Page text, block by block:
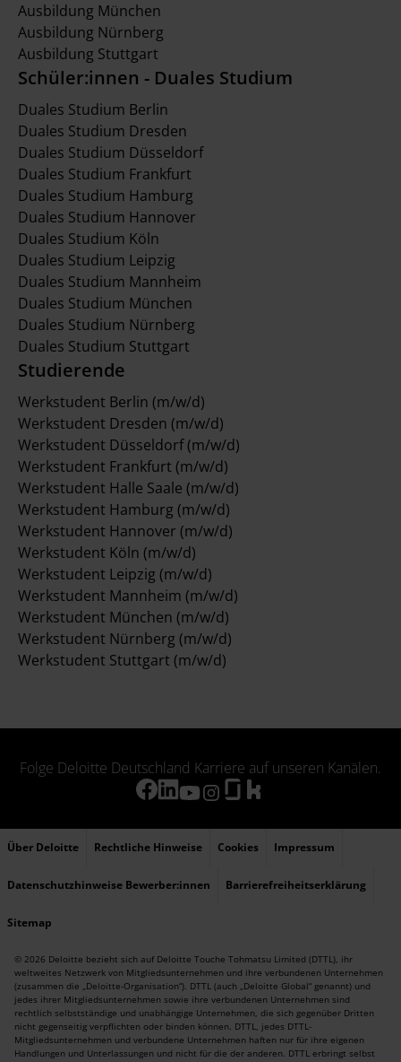
Ausbildung München
Ausbildung Nürnberg
Ausbildung Stuttgart
Schüler:innen - Duales Studium
Duales Studium Berlin
Duales Studium Dresden
Duales Studium Düsseldorf
Duales Studium Frankfurt
Duales Studium Hamburg
Duales Studium Hannover
Duales Studium Köln
Duales Studium Leipzig
Duales Studium Mannheim
Duales Studium München
Duales Studium Nürnberg
Duales Studium Stuttgart
Studierende
Werkstudent Berlin (m/w/d)
Werkstudent Dresden (m/w/d)
Werkstudent Düsseldorf (m/w/d)
Werkstudent Frankfurt (m/w/d)
Werkstudent Halle Saale (m/w/d)
Werkstudent Hamburg (m/w/d)
Werkstudent Hannover (m/w/d)
Werkstudent Köln (m/w/d)
Werkstudent Leipzig (m/w/d)
Werkstudent Mannheim (m/w/d)
Werkstudent München (m/w/d)
Werkstudent Nürnberg (m/w/d)
Werkstudent Stuttgart (m/w/d)
Folge Deloitte Deutschland Karriere auf unseren Kanälen.
Über Deloitte Rechtliche Hinweise Cookies Impressum
Datenschutzhinweise Bewerber:innen Barrierefreiheitserklärung
Sitemap
© 2026 Deloitte bezieht sich auf Deloitte Touche Tohmatsu Limited (DTTL), ihr
weltweites Netzwerk von Mitgliedsunternehmen und ihre verbundenen Unternehmen
(zusammen die „Deloitte-Organisation“). DTTL (auch „Deloitte Global“ genannt) und
jedes ihrer Mitgliedsunternehmen sowie ihre verbundenen Unternehmen sind
rechtlich selbstständige und unabhängige Unternehmen, die sich gegenüber Dritten
nicht gegenseitig verpflichten oder binden können. DTTL, jedes DTTL-
Mitgliedsunternehmen und verbundene Unternehmen haften nur für ihre eigenen
Handlungen und Unterlassungen und nicht für die der anderen. DTTL erbringt selbst